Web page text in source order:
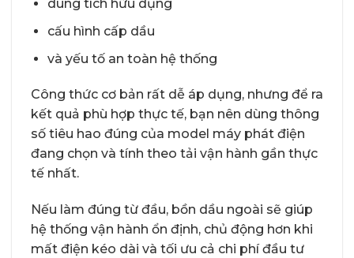
dung tích hữu dụng
cấu hình cấp dầu
và yếu tố an toàn hệ thống
Công thức cơ bản rất dễ áp dụng, nhưng để ra
kết quả phù hợp thực tế, bạn nên dùng thông
số tiêu hao đúng của model máy phát điện
đang chọn và tính theo tải vận hành gần thực
tế nhất.
Nếu làm đúng từ đầu, bồn dầu ngoài sẽ giúp
hệ thống vận hành ổn định, chủ động hơn khi
mất điện kéo dài và tối ưu cả chi phí đầu tư